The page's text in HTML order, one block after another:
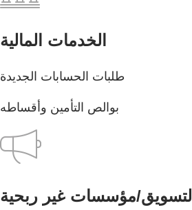
الخدمات المالية
طلبات الحسابات الجديدة
بوالص التأمين وأقساطه
التسويق/مؤسسات غير ربحية